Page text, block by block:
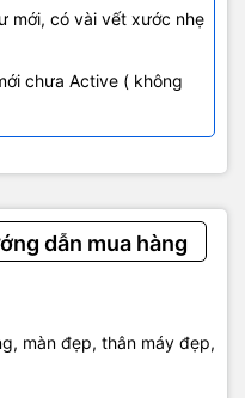
mới, có vài vết xước nhẹ
chưa Active ( không
dẫn mua hàng
màn đẹp, thân máy đẹp,